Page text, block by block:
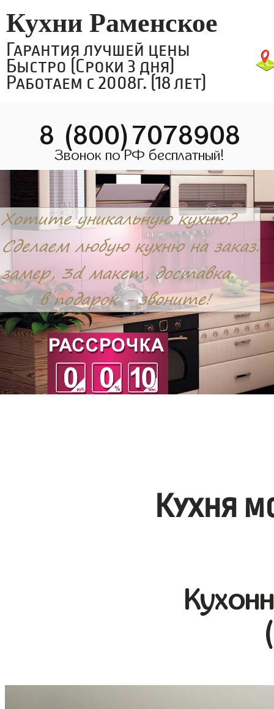
Кухни Раменское
Гарантия лучшей цены
Быстро (Сроки 3 дня)
Работаем с 2008г. (18 лет)
8 (800)7078908
Звонок по РФ бесплатный!
Кухня